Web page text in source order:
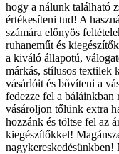
hogy a nálunk található
értékesíteni tud! A
számára előnyös
ruhaneműt és
a kiváló állapotú,
márkás, stílusos textilek
vásárlóit és bővíteni a
fedezze fel a
vásároljon tőlünk extra
hozzánk és töltse fel az
kiegészítőkkel!